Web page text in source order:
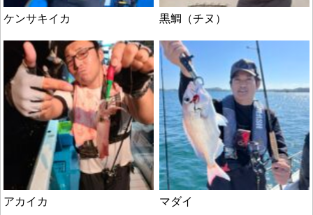
ケンサキイカ 黒鯛（チヌ）
アカイカ マダイ